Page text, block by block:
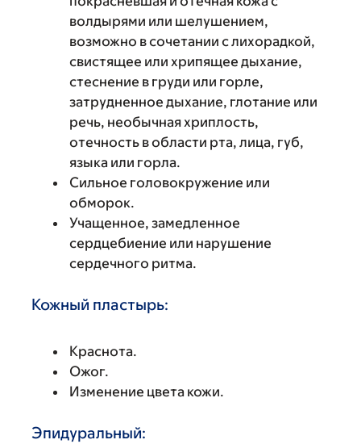
волдырями или шелушением,
возможно в сочетании с лихорадкой,
свистящее или хрипящее дыхание,
стеснение в груди или горле,
затрудненное дыхание, глотание или
речь, необычная хриплость,
отечность в области рта, лица, губ,
языка или горла.
Сильное головокружение или
обморок.
Учащенное, замедленное
сердцебиение или нарушение
сердечного ритма.
Кожный пластырь:
Краснота.
Ожог.
Изменение цвета кожи.
Эпидуральный: